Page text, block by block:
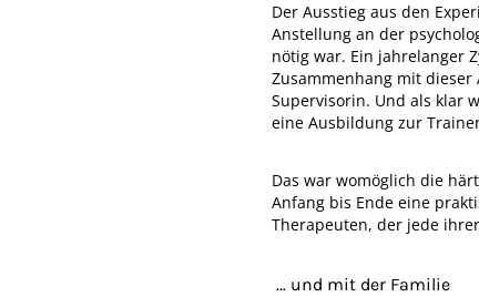
Der Ausstieg aus den
Anstellung an der
nötig war. Ein jahrelanger
Zusammenhang mit
Supervisorin. Und als klar
eine Ausbildung zur
Das war womöglich die
Anfang bis Ende eine
Therapeuten, der jede
… und mit der Familie